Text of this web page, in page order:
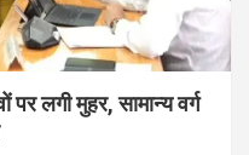
लगी मुहर, सामान्य वर्ग